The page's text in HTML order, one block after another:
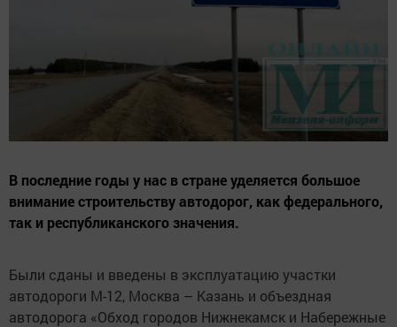
В последние годы у нас в стране уделяется большое
внимание строительству автодорог, как федерального,
так и республиканского значения.
Были сданы и введены в эксплуатацию участки
автодороги М-12, Москва – Казань и объездная
автодорога «Обход городов Нижнекамск и Набережные